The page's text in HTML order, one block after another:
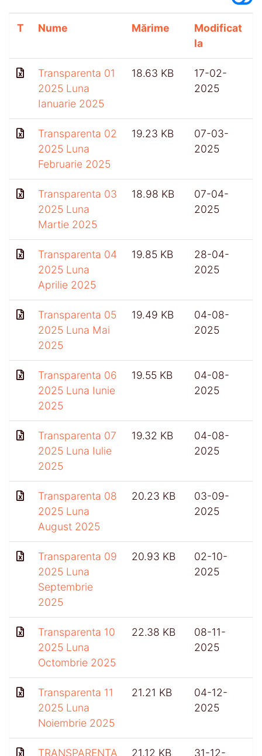
T Nume Mărime
Modificat
la
Transparenta 01
2025 Luna
Ianuarie 2025
18.63 KB
17-02-
2025
Transparenta 02
2025 Luna
Februarie 2025
19.23 KB
07-03-
2025
Transparenta 03
2025 Luna
Martie 2025
18.98 KB
07-04-
2025
Transparenta 04
2025 Luna
Aprilie 2025
19.85 KB
28-04-
2025
Transparenta 05
2025 Luna Mai
2025
19.49 KB
04-08-
2025
Transparenta 06
2025 Luna Iunie
2025
19.55 KB
04-08-
2025
Transparenta 07
2025 Luna Iulie
2025
19.32 KB
04-08-
2025
Transparenta 08
2025 Luna
August 2025
20.23 KB
03-09-
2025
Transparenta 09
2025 Luna
Septembrie
2025
20.93 KB
02-10-
2025
Transparenta 10
2025 Luna
Octombrie 2025
22.38 KB
08-11-
2025
Transparenta 11
2025 Luna
Noiembrie 2025
21.21 KB
04-12-
2025
TRANSPARENTA
21.12 KB
31-12-